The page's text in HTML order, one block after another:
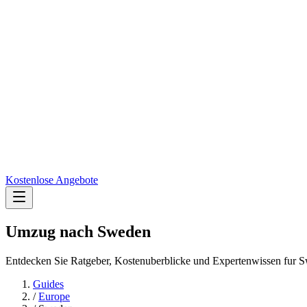
Kostenlose Angebote
Umzug nach Sweden
Entdecken Sie Ratgeber, Kostenuberblicke und Expertenwissen fur
Guides
/Europe